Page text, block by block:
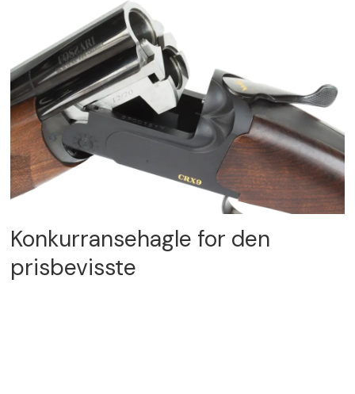
Konkurransehagle for den
prisbevisste